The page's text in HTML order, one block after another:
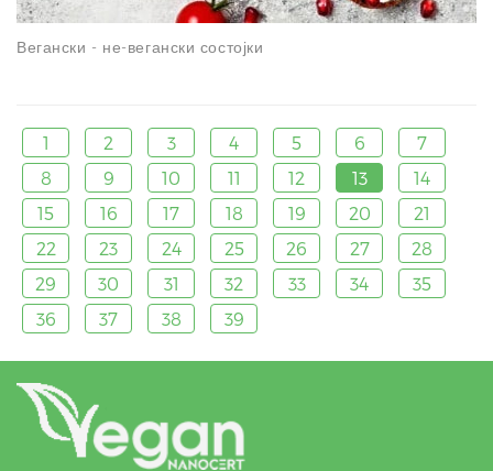
Вегански - не-вегански состојки
1 2 3 4 5 6
7
8
9 10 11 12 13
14
15
16 17 18 19 20
21
22
23 24 25 26 27
28
29
30 31 32 33 34
35
36
37 38 39